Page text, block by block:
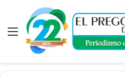
Menú